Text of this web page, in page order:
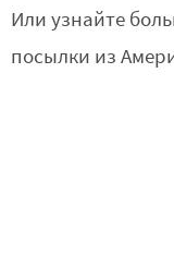
Или узнайте
посылки из